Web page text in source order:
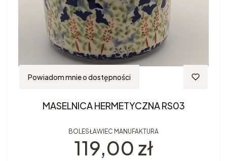
Powiadom mnie o dostępności
MASELNICA HERMETYCZNA RS03
BOLESŁAWIEC MANUFAKTURA
Cena
119,00 zł